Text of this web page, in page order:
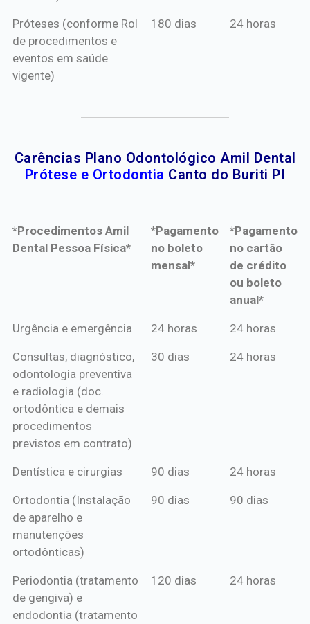
Próteses (conforme Rol
de procedimentos e
eventos em saúde
vigente)
180 dias 24 horas
Carências Plano Odontológico Amil Dental
Prótese e Ortodontia Canto do Buriti PI
*Procedimentos Amil
Dental Pessoa Física*
*Pagamento
no boleto
mensal*
*Pagamento
no cartão
de crédito
ou boleto
anual*
*Procedimentos Amil
*Pagamento
mensal*
*Pagamento
de crédito
Urgência e emergência 24 horas 24 horas
Consultas, diagnóstico,
odontologia preventiva
e radiologia (doc.
ortodôntica e demais
procedimentos
previstos em contrato)
30 dias 24 horas
Dentística e cirurgias 90 dias 24 horas
Ortodontia (Instalação
de aparelho e
manutenções
ortodônticas)
90 dias 90 dias
Periodontia (tratamento
de gengiva) e
endodontia (tratamento
120 dias 24 horas